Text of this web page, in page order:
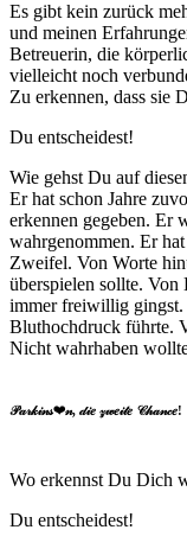
Es gibt kein zurück
und meinen
Betreuerin, die
vielleicht noch
Zu erkennen, dass sie
Du entscheidest!
Wie gehst Du auf
Er hat schon Jahre
erkennen gegeben. Er
wahrgenommen. Er
Zweifel. Von Worte
überspielen sollte.
immer freiwillig gingst.
Bluthochdruck führte.
Nicht wahrhaben
𝒫𝒶𝓇𝓀𝒾𝓃𝓈❤𝓃, 𝒹𝒾𝑒 𝓏𝓌𝑒𝒾𝓉𝑒 𝒞𝒽𝒶𝓃𝒸𝑒!
Wo erkennst Du Dich
Du entscheidest!